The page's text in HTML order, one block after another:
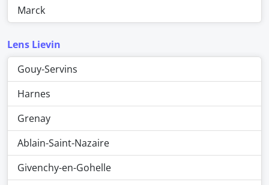
Marck
Lens Lievin
Gouy-Servins
Harnes
Grenay
Ablain-Saint-Nazaire
Givenchy-en-Gohelle